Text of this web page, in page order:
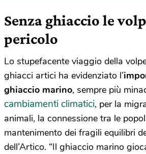
Senza ghiaccio le
pericolo
Lo stupefacente viaggio della
ghiacci artici ha evidenziato l’
ghiaccio marino, sempre più
cambiamenti climatici, per la
animali, la connessione tra le
mantenimento dei fragili equilibri
dell’Artico. “Il ghiaccio marino